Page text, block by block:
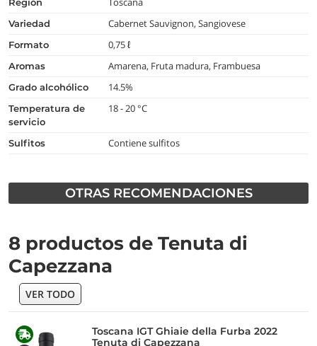
variedad Cabernet Sauvignon, Sangiovese
formato 0,75 ℓ
aromas Amarena, Fruta madura, Frambuesa
grado alcohólico 14.5%
temperatura de
servicio
18 - 20 °C
Sulfitos Contiene sulfitos
OTRAS RECOMENDACIONES
8 productos de Tenuta di
Capezzana
VER TODO
Toscana IGT Ghiaie della Furba 2022
Tenuta di Capezzana